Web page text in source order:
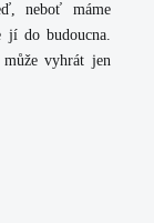
neboť máme
jí do budoucna.
vyhrát jen